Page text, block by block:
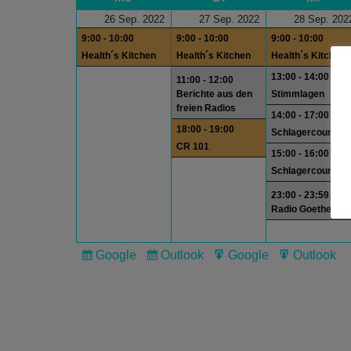
26 Sep. 2022
9:00 - 10:00
Health´s Kitchen
27 Sep. 2022
9:00 - 10:00
Health´s Kitchen
11:00 - 12:00
Berichte aus den
freien Radios
18:00 - 19:00
CR 101
28 Sep.
9:00 - 10:00
Health´s Kitchen
13:00 - 14:00
Stimmlagen
14:00 - 17:00
15:00 - 16:00
23:00 - 23:59
Radio Goethe
Subscribe
Google
Subscribe
Outlook
Export
Google
Export
Outlook